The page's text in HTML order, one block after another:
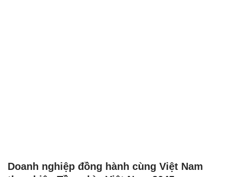
Doanh nghiệp đồng hành cùng Việt Nam